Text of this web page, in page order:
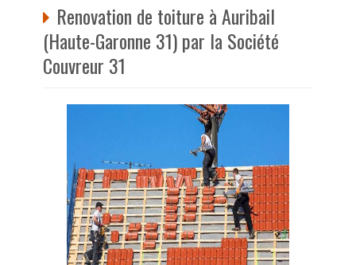
Renovation de toiture à Auribail
(Haute-Garonne 31) par la Société
Couvreur 31